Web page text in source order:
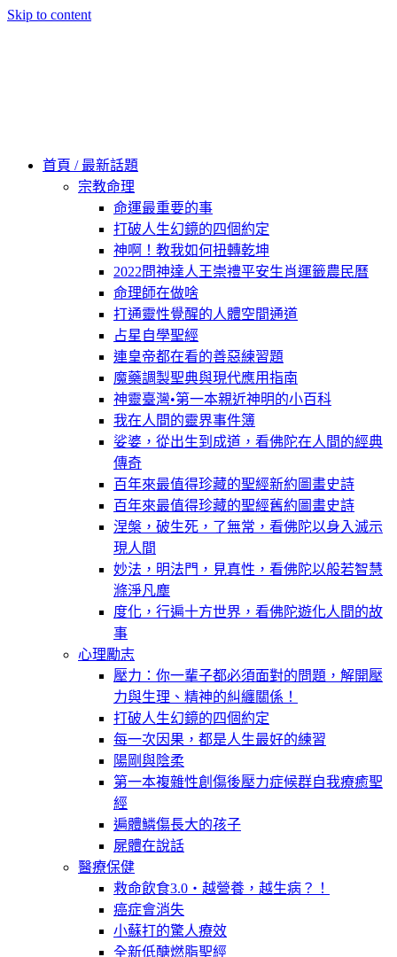
Skip to content
首頁 / 最新話題
宗教命理
命運最重要的事
打破人生幻鏡的四個約定
神啊！教我如何扭轉乾坤
2022問神達人王崇禮平安生肖運籤農民曆
命理師在做啥
打通靈性覺醒的人體空間通道
占星自學聖經
連皇帝都在看的善惡練習題
魔藥調製聖典與現代應用指南
神靈臺灣•第一本親近神明的小百科
我在人間的靈界事件簿
娑婆，從出生到成道，看佛陀在人間的經典
傳奇
百年來最值得珍藏的聖經新約圖畫史詩
百年來最值得珍藏的聖經舊約圖畫史詩
涅槃，破生死，了無常，看佛陀以身入滅示
現人間
妙法，明法門，見真性，看佛陀以般若智慧
滌淨凡塵
度化，行遍十方世界，看佛陀遊化人間的故
事
心理勵志
壓力：你一輩子都必須面對的問題，解開壓
力與生理、精神的糾纏關係！
打破人生幻鏡的四個約定
每一次因果，都是人生最好的練習
陽剛與陰柔
第一本複雜性創傷後壓力症候群自我療癒聖
經
遍體鱗傷長大的孩子
屍體在說話
醫療保健
救命飲食3.0‧越營養，越生病？！
癌症會消失
小蘇打的驚人療效
全新低醣燃脂聖經